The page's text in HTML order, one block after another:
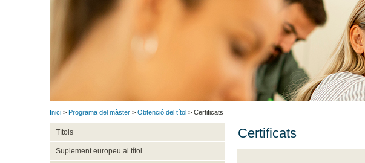
Inici > Programa del màster > Obtenció del títol > Certificats
Títols
Suplement europeu al títol
Certificats